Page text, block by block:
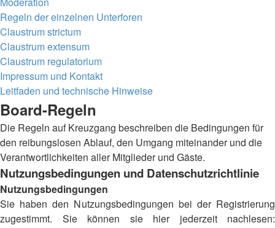
Regeln der einzelnen Unterforen
Claustrum strictum
Claustrum extensum
Claustrum regulatorium
Impressum und Kontakt
Leitfaden und technische Hinweise
Board-Regeln
Die Regeln auf Kreuzgang beschreiben die Bedingungen für
den reibungslosen Ablauf, den Umgang miteinander und die
Verantwortlichkeiten aller Mitglieder und Gäste.
Nutzungsbedingungen und Datenschutzrichtlinie
Nutzungsbedingungen
Sie haben den Nutzungsbedingungen bei der Registrierung
zugestimmt. Sie können sie hier jederzeit nachlesen: